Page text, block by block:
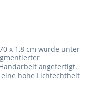
x 1,8 cm wurde unter
angefertigt.
hohe Lichtechtheit